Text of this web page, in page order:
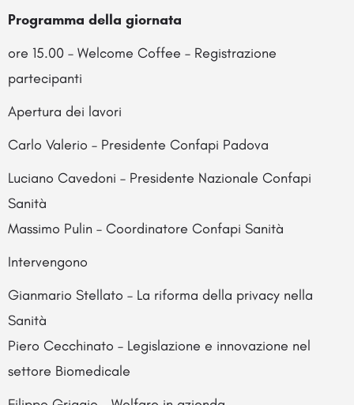
Programma della giornata
ore 15.00 – Welcome Coffee – Registrazione
partecipanti
Apertura dei lavori
Carlo Valerio – Presidente Confapi Padova
Luciano Cavedoni – Presidente Nazionale Confapi
Sanità
Massimo Pulin – Coordinatore Confapi Sanità
Intervengono
Gianmario Stellato – La riforma della privacy nella
Sanità
Piero Cecchinato – Legislazione e innovazione nel
settore Biomedicale